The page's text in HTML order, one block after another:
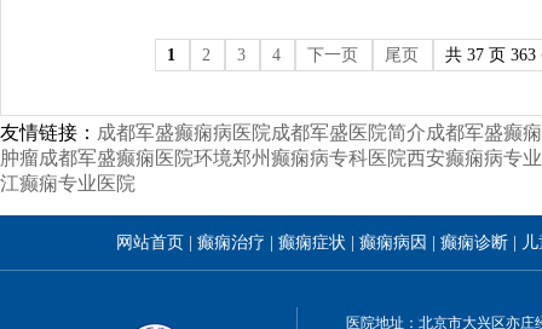
1 2 3 4 下一页 尾页 共 37 页 363
友情链接： 成都军盛癫痫病医院成都军盛医院简介成都军盛癫
肿瘤成都军盛癫痫医院环境郑州癫痫病专科医院西安癫痫病专
江癫痫专业医院
网站首页 |癫痫治疗 |癫痫症状 |癫痫病因 |癫痫诊断
医院地址：北京市大兴区亦